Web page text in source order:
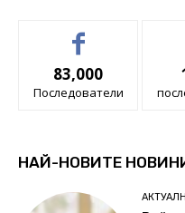
83,000
Последователи
НАЙ-НОВИТЕ